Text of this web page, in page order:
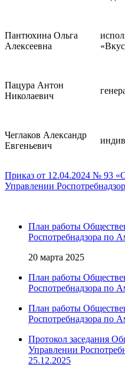
Пантюхина Ольга
Алексеевна
Пацура Антон
Николаевич
Чеглаков Александр
Евгеньевич
Приказ от 12.04.2024 № 93
Управлении
План работы
Роспотребнадзора по
20 марта 2025
План работы
Роспотребнадзора по
План работы
Роспотребнадзора по
Протокол заседания
Управлении
25.12.2025